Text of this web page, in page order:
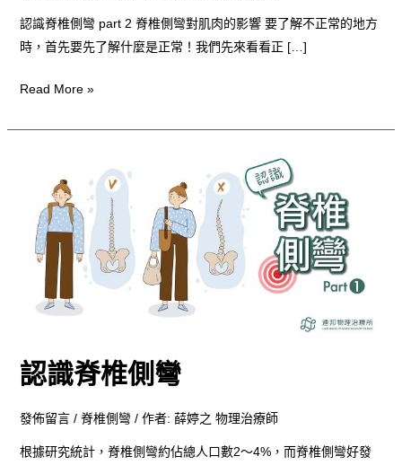
認識脊椎側彎 part 2 脊椎側彎對肌肉的影響 要了解不正常的地方
時，首先要先了解什麼是正常！我們先來看看正 […]
Read More »
認識脊椎側彎
發佈留言 / 脊椎側彎 / 作者: 薛婷之 物理治療師
根據研究統計，脊椎側彎約佔總人口數2～4%，而脊椎側彎好發